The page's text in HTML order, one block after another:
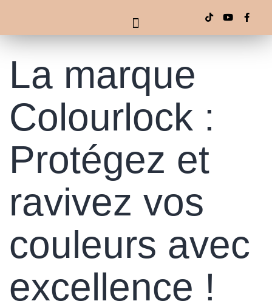
La marque
Colourlock :
Protégez et
ravivez vos
couleurs avec
excellence !